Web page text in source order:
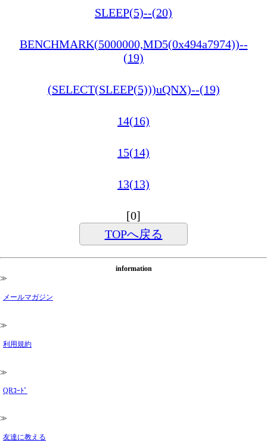
SLEEP(5)--(20)
BENCHMARK(5000000,MD5(0x494a7974))--
(19)
(SELECT(SLEEP(5)))uQNX)--(19)
14(16)
15(14)
13(13)
[0]
TOPへ戻る
information
≫
メールマガジン
≫
利用規約
≫
QRｺｰﾄﾞ
≫
友達に教える